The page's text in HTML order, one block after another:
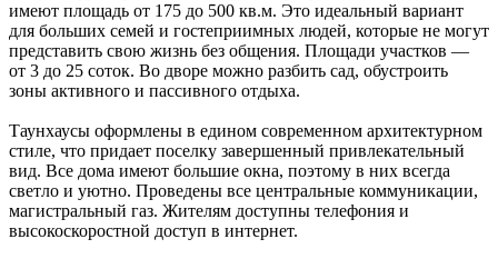
имеют площадь от 175 до 500 кв.м. Это идеальный вариант
для больших семей и гостеприимных людей, которые не могут
представить свою жизнь без общения. Площади участков —
от 3 до 25 соток. Во дворе можно разбить сад, обустроить
зоны активного и пассивного отдыха.
Таунхаусы оформлены в едином современном архитектурном
стиле, что придает поселку завершенный привлекательный
вид. Все дома имеют большие окна, поэтому в них всегда
светло и уютно. Проведены все центральные коммуникации,
магистральный газ. Жителям доступны телефония и
высокоскоростной доступ в интернет.